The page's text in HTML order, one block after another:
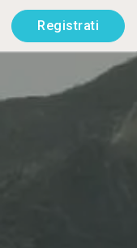
Registrati